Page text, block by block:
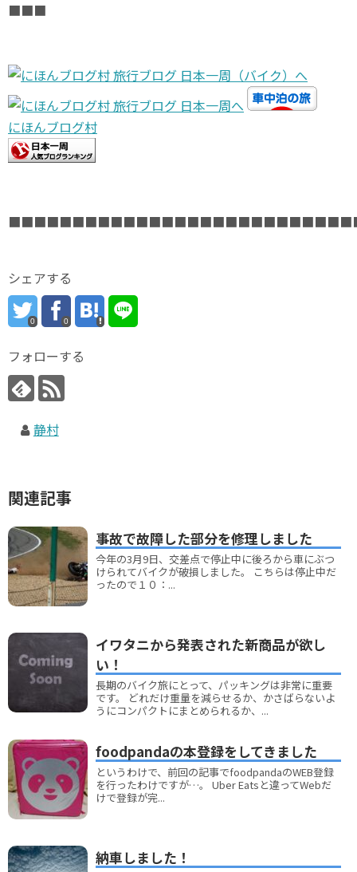
■■■
にほんブログ村
シェアする
0 0
フォローする
静村
関連記事
事故で故障した部分を修理しました
今年の3月9日、交差点で停止中に後ろから車にぶつ
けられてバイクが破損しました。 こちらは停止中だ
ったので１０：...
イワタニから発表された新商品が欲し
い！
長期のバイク旅にとって、パッキングは非常に重要
です。 どれだけ重量を減らせるか、かさばらないよ
うにコンパクトにまとめられるか、...
foodpandaの本登録をしてきました
というわけで、前回の記事でfoodpandaのWEB登録
を行ったわけですが…。 Uber Eatsと違ってWebだ
けで登録が完...
納車しました！